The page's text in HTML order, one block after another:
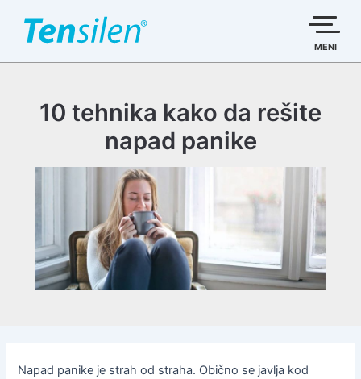
садржај
MENI
10 tehnika kako da rešite
napad panike
Napad panike je strah od straha. Obično se javlja kod